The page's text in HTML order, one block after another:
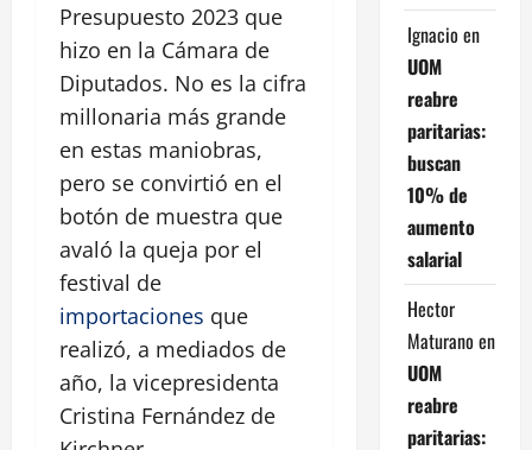
Presupuesto 2023 que
hizo en la Cámara de
Diputados. No es la cifra
millonaria más grande
en estas maniobras,
pero se convirtió en el
botón de muestra que
avaló la queja por el
festival de
importaciones que
realizó, a mediados de
año, la vicepresidenta
Cristina Fernández de
Ignacio en
UOM
reabre
paritarias:
buscan
10% de
aumento
salarial
Hector
Maturano en
UOM
reabre
paritarias: